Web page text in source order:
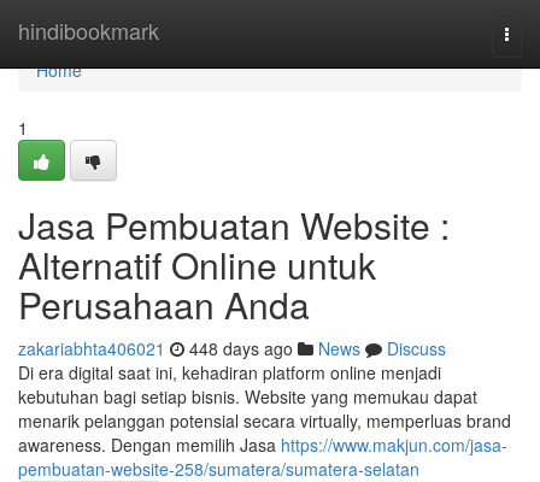
hindibookmark
Home
Home
1
Jasa Pembuatan Website :
Alternatif Online untuk
Perusahaan Anda
zakariabhta406021 448 days ago News
Discuss
Di era digital saat ini, kehadiran platform online menjadi
kebutuhan bagi setiap bisnis. Website yang memukau dapat
menarik pelanggan potensial secara virtually, memperluas brand
awareness. Dengan memilih Jasa https://www.makjun.com/jasa-
pembuatan-website-258/sumatera/sumatera-selatan